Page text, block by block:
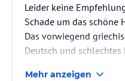
Hinweis:
Allgemeine und
ohne Gewähr und ohne
lies vor der Buchung die
Leider keine
Schade um das schöne
Das vorwiegend
Deutsch und schlechtes
Mehr anzeigen